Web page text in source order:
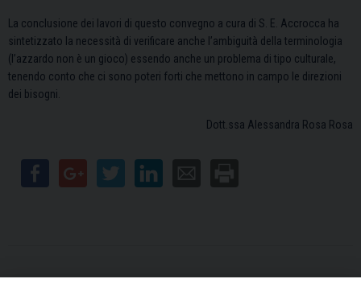
La conclusione dei lavori di questo convegno a cura di S. E. Accrocca ha
sintetizzato la necessità di verificare anche l’ambiguità della terminologia
(l’azzardo non è un gioco) essendo anche un problema di tipo culturale,
tenendo conto che ci sono poteri forti che mettono in campo le direzioni
dei bisogni.
Dott.ssa Alessandra Rosa Rosa